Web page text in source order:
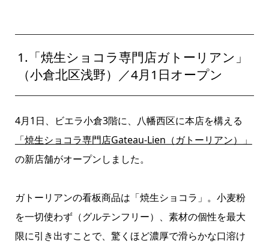
1.「焼生ショコラ専門店ガトーリアン」
（小倉北区浅野）／4月1日オープン
4月1日、ビエラ小倉3階に、八幡西区に本店を構える
「焼生ショコラ専門店Gateau-Lien（ガトーリアン）」
の新店舗がオープンしました。
ガトーリアンの看板商品は「焼生ショコラ」。小麦粉
を一切使わず（グルテンフリー）、素材の個性を最大
限に引き出すことで、驚くほど濃厚で滑らかな口溶け